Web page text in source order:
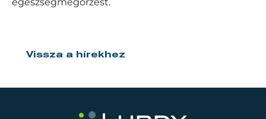
Vissza a hírekhez